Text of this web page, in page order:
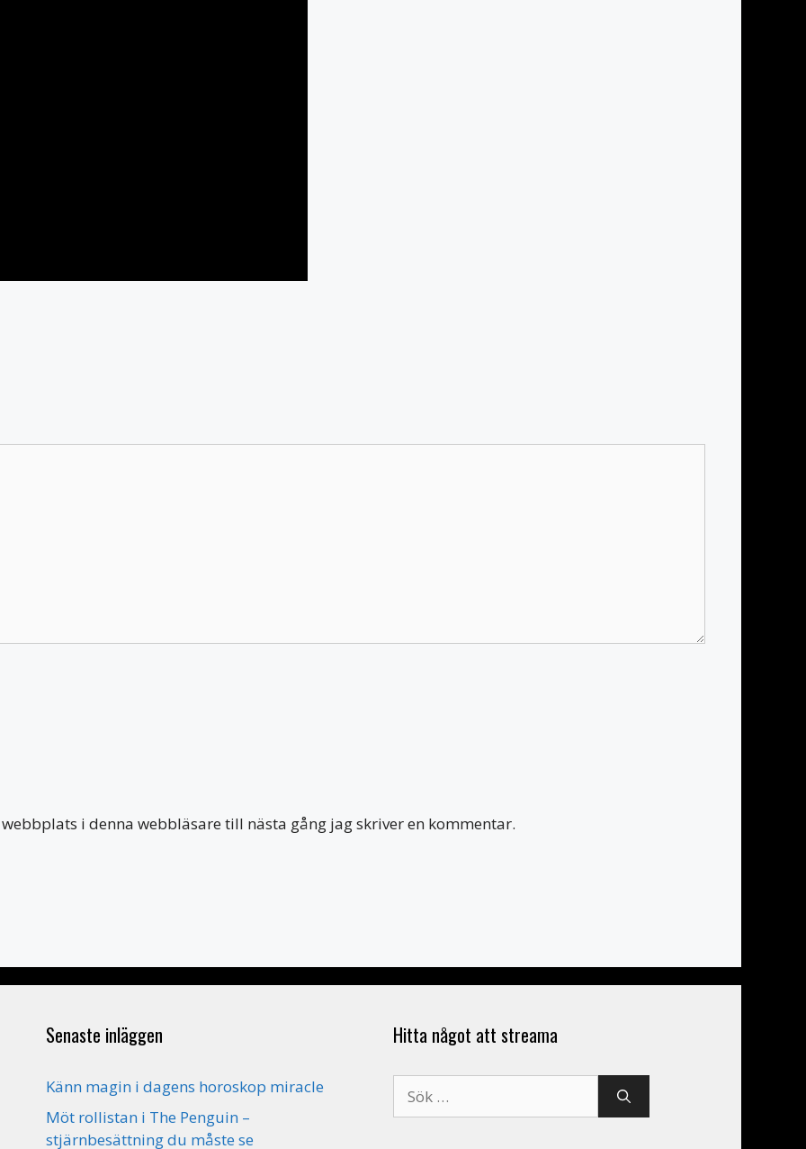
i denna webbläsare till nästa gång jag skriver en kommentar.
Senaste inläggen
Känn magin i dagens horoskop miracle
Möt rollistan i The Penguin –
stjärnbesättning du måste se
Hitta något att streama
efter: